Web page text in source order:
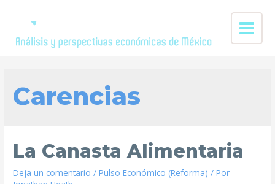
Carencias
La Canasta Alimentaria
Deja un comentario /Pulso Económico (Reforma) / Por